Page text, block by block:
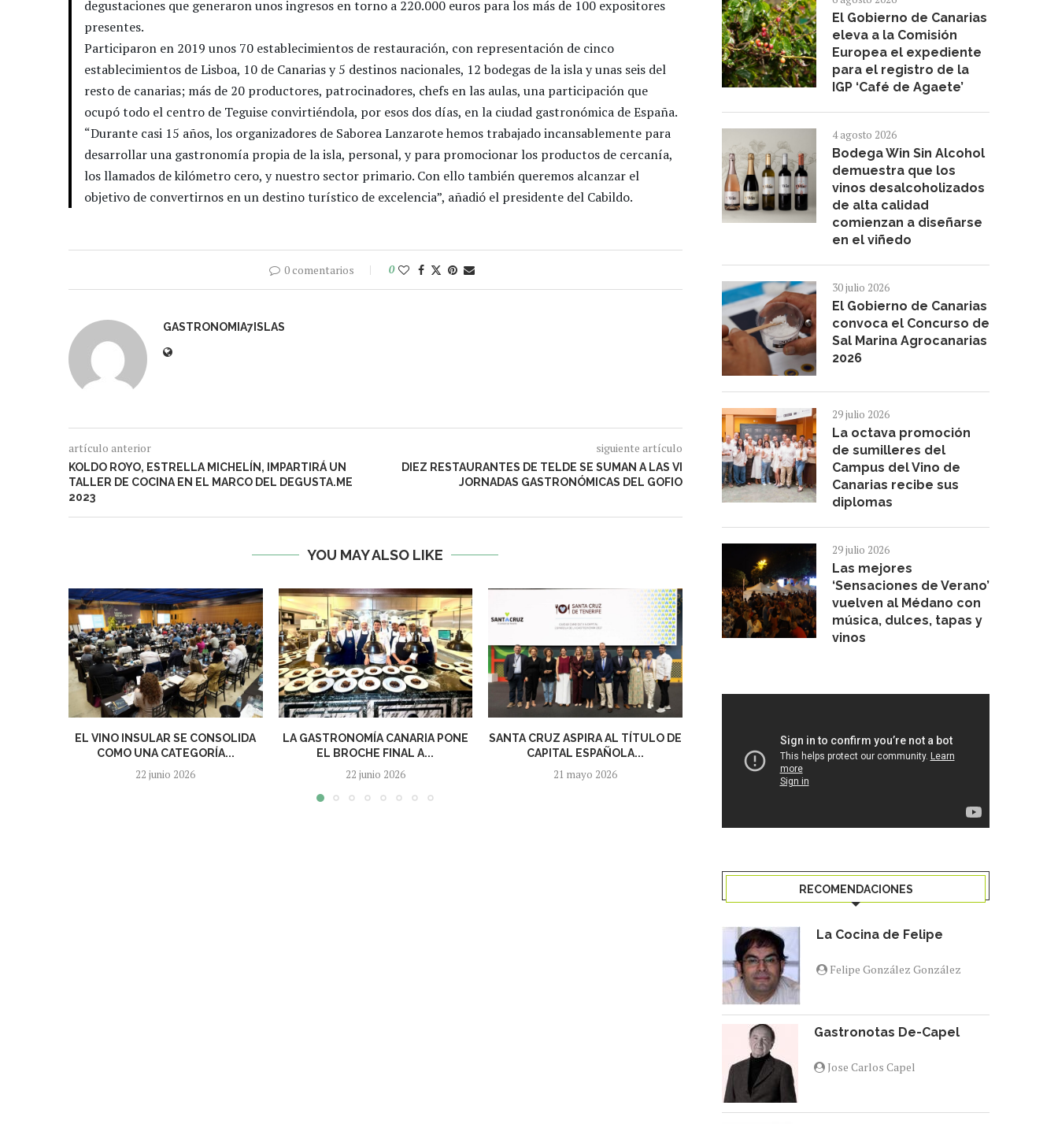
degustaciones que generaron unos ingresos en torno a 220.000 euros para los más de 100 expositores
presentes.
Participaron en 2019 unos 70 establecimientos de restauración, con representación de cinco
establecimientos de Lisboa, 10 de Canarias y 5 destinos nacionales, 12 bodegas de la isla y unas seis del
resto de canarias; más de 20 productores, patrocinadores, chefs en las aulas, una participación que
ocupó todo el centro de Teguise convirtiéndola, por esos dos días, en la ciudad gastronómica de España.
“Durante casi 15 años, los organizadores de Saborea Lanzarote hemos trabajado incansablemente para
desarrollar una gastronomía propia de la isla, personal, y para promocionar los productos de cercanía,
los llamados de kilómetro cero, y nuestro sector primario. Con ello también queremos alcanzar el
objetivo de convertirnos en un destino turístico de excelencia”, añadió el presidente del Cabildo.
0 comentarios 0
GASTRONOMIA7ISLAS
artículo anterior
KOLDO ROYO, ESTRELLA MICHELÍN, IMPARTIRÁ UN
TALLER DE COCINA EN EL MARCO DEL DEGUSTA.ME
2023
siguiente artículo
DIEZ RESTAURANTES DE TELDE SE SUMAN A LAS VI
JORNADAS GASTRONÓMICAS DEL GOFIO
YOU MAY ALSO LIKE
EL VINO INSULAR SE CONSOLIDA
COMO UNA CATEGORÍA...
22 junio 2026
LA GASTRONOMÍA CANARIA PONE
EL BROCHE FINAL A...
22 junio 2026
SANTA CRUZ ASPIRA AL TÍTULO DE
CAPITAL ESPAÑOLA...
21 mayo 2026
RIGOBERTO ALMEIDA (EL
PELLIZCO COSTA CALMA,
FUERTEVENTURA) PARTICIPARÁ...
18 mayo 2026
“DEGUSTA SANTA CRUZ”
LA GASTRONOMÍA DE
El Gobierno de Canarias
eleva a la Comisión
Europea el expediente
para el registro de la
IGP ‘Café de Agaete’
4 agosto 2026
Bodega Win Sin Alcohol
demuestra que los
vinos desalcoholizados
de alta calidad
comienzan a diseñarse
en el viñedo
30 julio 2026
El Gobierno de Canarias
convoca el Concurso de
Sal Marina Agrocanarias
2026
29 julio 2026
La octava promoción
de sumilleres del
Campus del Vino de
Canarias recibe sus
diplomas
29 julio 2026
Las mejores
‘Sensaciones de Verano’
vuelven al Médano con
música, dulces, tapas y
vinos
RECOMENDACIONES
La Cocina de Felipe
Felipe González González
Gastronotas De-Capel
Jose Carlos Capel